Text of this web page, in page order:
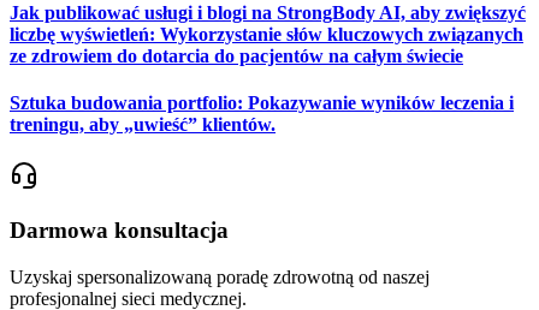
Jak publikować usługi i blogi na StrongBody AI, aby zwiększyć
liczbę wyświetleń: Wykorzystanie słów kluczowych związanych
ze zdrowiem do dotarcia do pacjentów na całym świecie
Sztuka budowania portfolio: Pokazywanie wyników leczenia i
treningu, aby „uwieść” klientów.
Darmowa konsultacja
Uzyskaj spersonalizowaną poradę zdrowotną od naszej
profesjonalnej sieci medycznej.